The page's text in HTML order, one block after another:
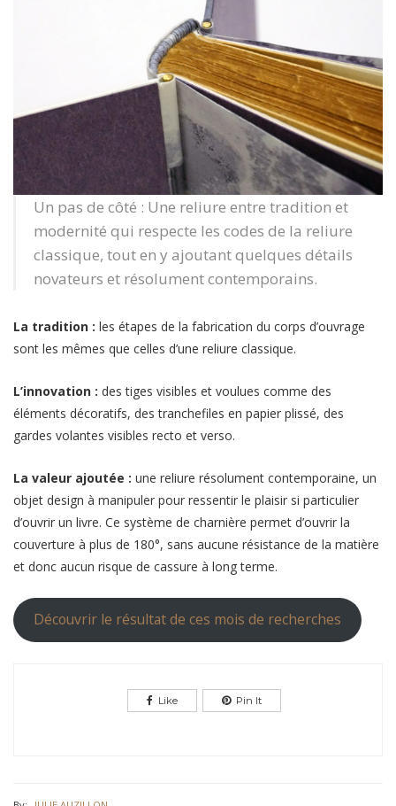
Un pas de côté : Une reliure entre tradition et
modernité qui respecte les codes de la reliure
classique, tout en y ajoutant quelques détails
novateurs et résolument contemporains.
La tradition : les étapes de la fabrication du corps d’ouvrage
sont les mêmes que celles d’une reliure classique.
L’innovation : des tiges visibles et voulues comme des
éléments décoratifs, des tranchefiles en papier plissé, des
gardes volantes visibles recto et verso.
La valeur ajoutée : une reliure résolument contemporaine, un
objet design à manipuler pour ressentir le plaisir si particulier
d’ouvrir un livre. Ce système de charnière permet d’ouvrir la
couverture à plus de 180°, sans aucune résistance de la matière
et donc aucun risque de cassure à long terme.
Découvrir le résultat de ces mois de recherches
Like Pin It